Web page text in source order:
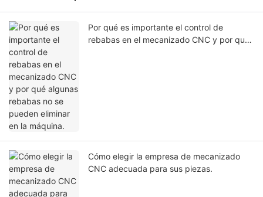
Por qué es importante el control de
rebabas en el mecanizado CNC y por qué
Cómo elegir la empresa de mecanizado
CNC adecuada para sus piezas.